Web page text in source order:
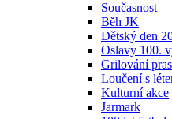
Současnost
Běh JK
Dětský den
Oslavy 100.
Grilování
Loučení s
Kulturní akce
Jarmark